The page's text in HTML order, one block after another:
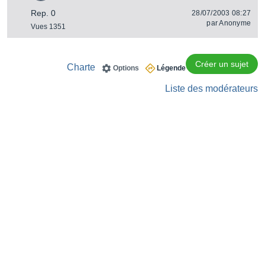
Rep. 0
Vues 1351
28/07/2003 08:27
parAnonyme
Créer un sujet
Légende
Options
Charte
Liste des modérateurs